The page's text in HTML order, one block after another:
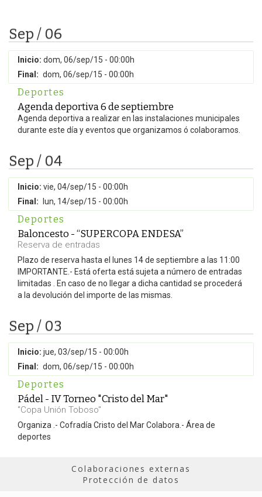
Sep / 06
Inicio: dom, 06/sep/15 - 00:00h
Final: dom, 06/sep/15 - 00:00h
Deportes
Agenda deportiva 6 de septiembre
Agenda deportiva a realizar en las instalaciones municipales
durante este día y eventos que organizamos ó colaboramos.
Sep / 04
Inicio: vie, 04/sep/15 - 00:00h
Final:
lun, 14/sep/15 - 00:00h
Deportes
Baloncesto - “SUPERCOPA ENDESA”
Reserva de entradas
Plazo de reserva hasta el lunes 14 de septiembre a las 11:00
IMPORTANTE.- Está oferta está sujeta a número de entradas
limitadas . En caso de no llegar a dicha cantidad se procederá
a la devolución del importe de las mismas.
Sep / 03
Inicio: jue, 03/sep/15 - 00:00h
Final: dom, 06/sep/15 - 00:00h
Deportes
Pádel - IV Torneo "Cristo del Mar"
"Copa Unión Toboso"
Organiza .- Cofradía Cristo del Mar Colabora.- Área de
deportes
Colaboraciones externas
Protección de datos